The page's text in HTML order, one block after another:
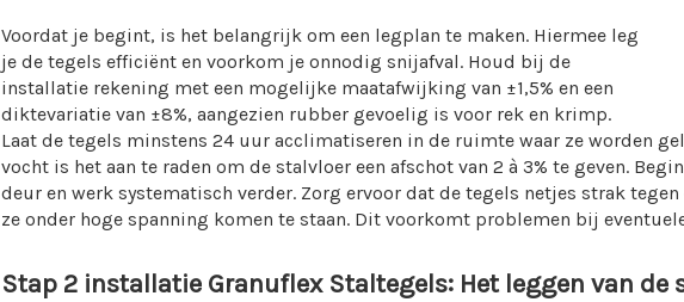
Voordat je begint, is het belangrijk om een legplan te maken. Hiermee leg
je de tegels efficiënt en voorkom je onnodig snijafval. Houd bij de
installatie rekening met een mogelijke maatafwijking van ±1,5% en een
diktevariatie van ±8%, aangezien rubber gevoelig is voor rek en krimp.
Laat de tegels minstens 24 uur acclimatiseren in de ruimte waar ze worden
vocht is het aan te raden om de stalvloer een afschot van 2 à 3% te geven.
deur en werk systematisch verder. Zorg ervoor dat de tegels netjes strak
ze onder hoge spanning komen te staan. Dit voorkomt problemen bij
Stap 2 installatie Granuflex Staltegels: Het leggen van de